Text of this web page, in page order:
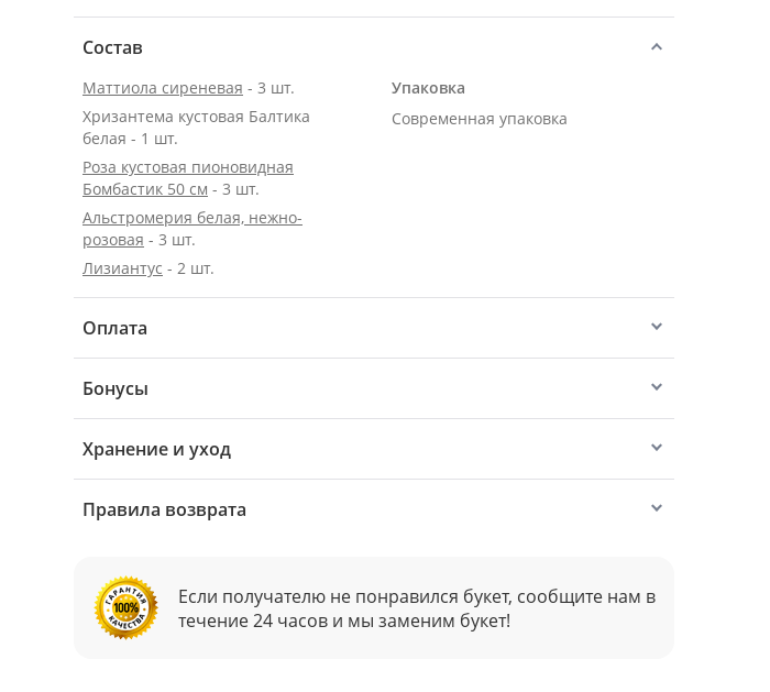
Состав
Маттиола сиреневая - 3 шт.
Хризантема кустовая Балтика
белая - 1 шт.
Роза кустовая пионовидная
Бомбастик 50 см - 3 шт.
Альстромерия белая, нежно-
розовая - 3 шт.
Лизиантус - 2 шт.
Упаковка
Современная упаковка
Оплата
Бонусы
Хранение и уход
Правила возврата
Если получателю не понравился букет, сообщите нам в
течение 24 часов и мы заменим букет!